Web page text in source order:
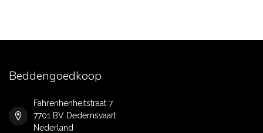
Beddengoedkoop
Fahrenhenheitstraat 7
7701 BV Dedemsvaart
Nederland